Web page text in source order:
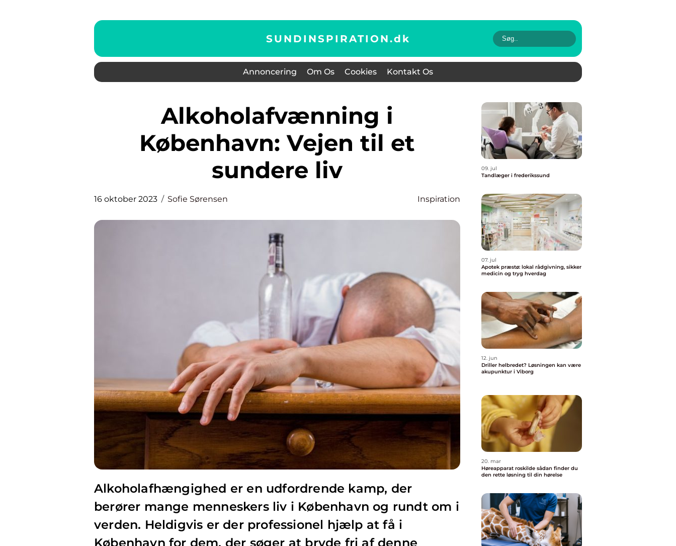
SUNDINSPIRATION.dk
Annoncering Om Os Cookies Kontakt Os
Alkoholafvænning i
København: Vejen til et
sundere liv
16 oktober 2023 Sofie Sørensen Inspiration
Alkoholafhængighed er en udfordrende kamp, der
berører mange menneskers liv i København og rundt om i
verden. Heldigvis er der professionel hjælp at få i
København for dem, der søger at bryde fri af denne
09. jul
Tandlæger i frederikssund
07. jul
Apotek præstø: lokal rådgivning, sikker
medicin og tryg hverdag
12. jun
Driller helbredet? Løsningen kan være
akupunktur i Viborg
20. mar
Høreapparat roskilde sådan finder du
den rette løsning til din hørelse